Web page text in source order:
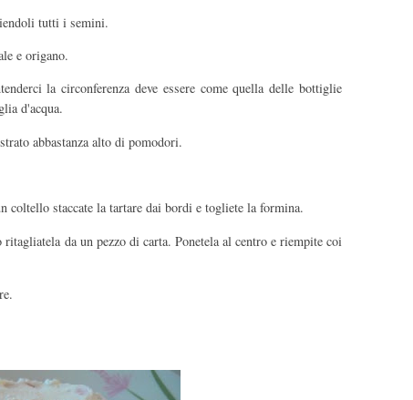
tutti i semini.
e origano.
la circonferenza deve essere come quella delle bottiglie
d'acqua.
abbastanza alto di pomodori.
coltello staccate la tartare dai bordi e togliete la formina.
da un pezzo di carta. Ponetela al centro e riempite coi